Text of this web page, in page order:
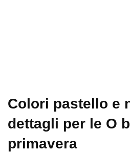
Colori pastello e
dettagli per le O
primavera